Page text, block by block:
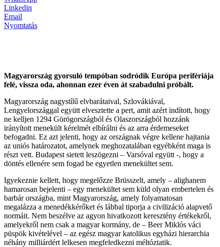
Linkedin
Email
Nyomtatás
Magyarország gyorsuló tempóban sodródik Európa perifériája
felé, vissza oda, ahonnan ezer éven át szabadulni próbált.
Magyarország nagystílű elvbarátaival, Szlovákiával,
Lengyelországgal együtt elvesztette a pert, amit azért indított, hogy
ne kelljen 1294 Görögországból és Olaszországból hozzánk
irányított menekült kérelmét elbírálni és az arra érdemeseket
befogadni. Ez azt jelenti, hogy az országnak végre kellene hajtania
az uniós határozatot, amelynek meghozatalában egyébként maga is
részt vett. Budapest sietett leszögezni – Varsóval együtt -, hogy a
döntés ellenére sem fogad be egyetlen menekültet sem.
Igyekeznie kellett, hogy megelőzze Brüsszelt, amely – alighanem
hamarosan bejelenti – egy menekültet sem küld olyan embertelen és
barbár országba, mint Magyarország, amely folyamatosan
megalázza a menedékkérőket és lábbal tiporja a civilizáció alapvető
normáit. Nem beszélve az agyon hivatkozott keresztény értékekről,
amelyekről nem csak a magyar kormány, de – Beer Miklós váci
püspök kivételével – az egész magyar katolikus egyházi hierarchia
néhány milliárdért lelkesen megfeledkezni méltóztatik.